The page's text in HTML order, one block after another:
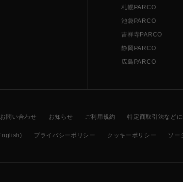
札幌PARCO
池袋PARCO
吉祥寺PARCO
静岡PARCO
広島PARCO
問い合わせ お知らせ ご利用規約 特定商取引法など
プライバシーポリシー クッキーポリシー ソー